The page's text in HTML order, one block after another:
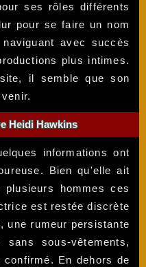
ses rôles différents
pour se faire un nom
avec succès
plus intimes.
il semble que son
Heidi Hawkins
informations ont
Bien qu'elle ait
hommes ces
est restée discrète
une rumeur persistante
sous-vêtements,
En dehors de